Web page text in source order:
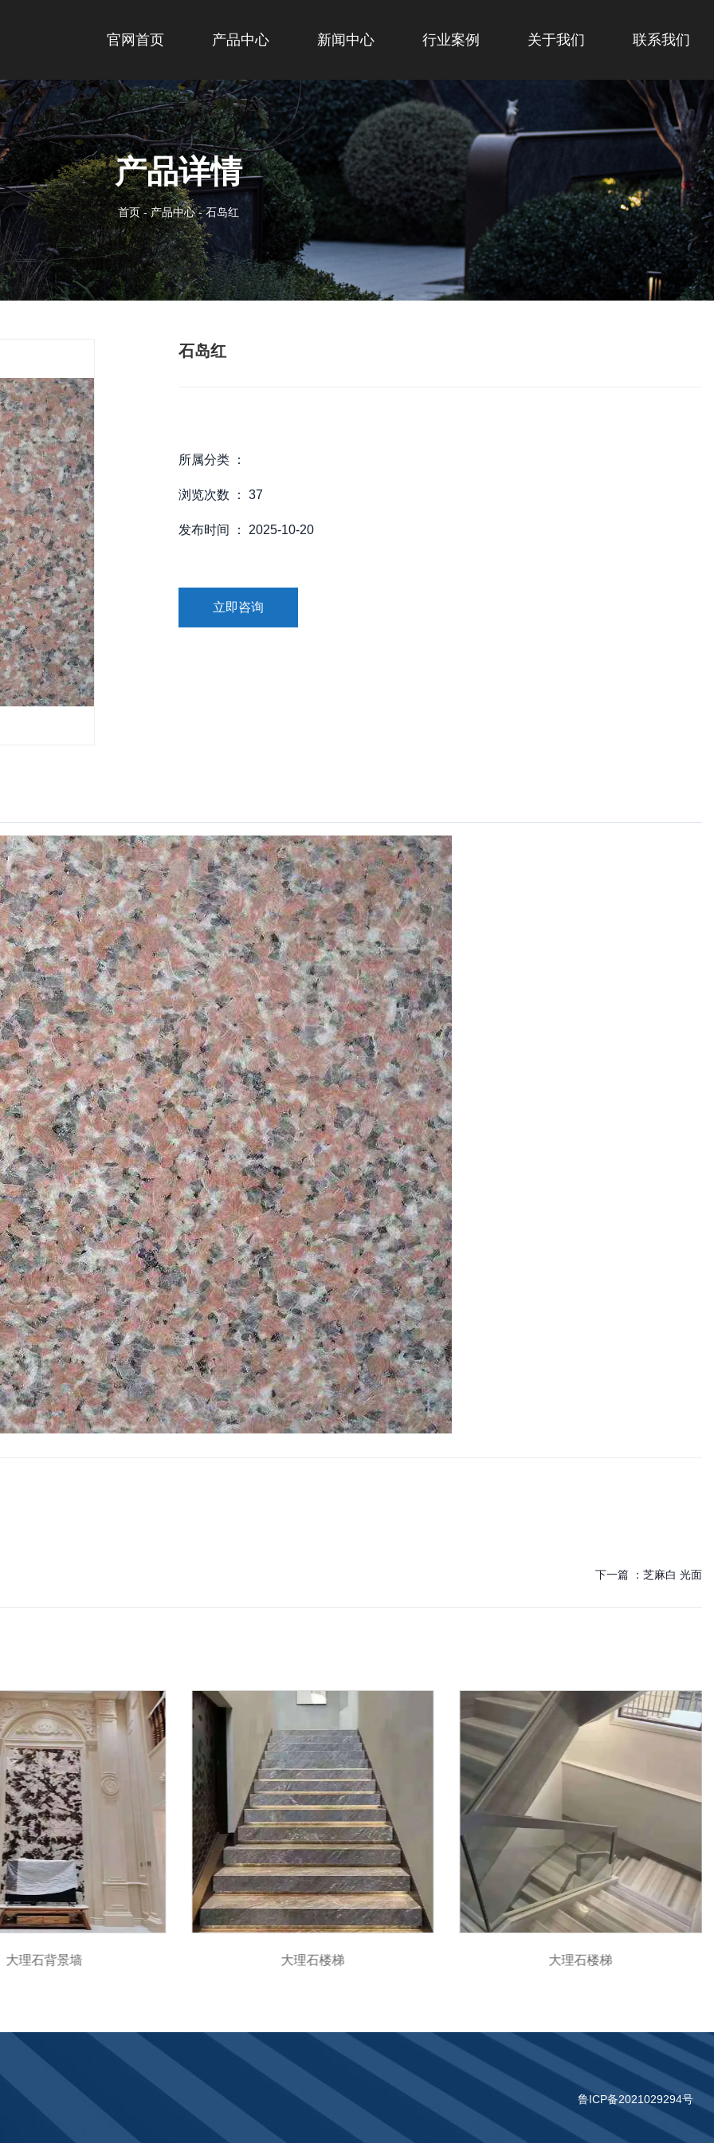
官网首页 产品中心 新闻中心 行业案例 关于我们 联系我们
产品详情
首页 -产品中心 -石岛红
石岛红
所属分类 ：
浏览次数 ： 37
发布时间 ： 2025-10-20
立即咨询
下一篇 ： 芝麻白 光面
大理石背景墙 大理石楼梯 大理石楼梯
鲁ICP备2021029294号